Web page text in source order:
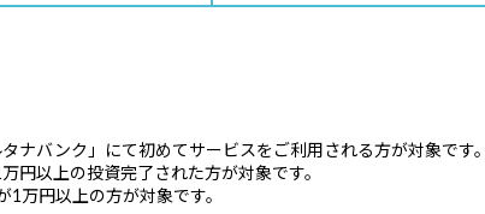
ナバンク」にて初めてサービスをご利用される方が対象です
円以上の投資完了された方が対象です。
1万円以上の方が対象です。